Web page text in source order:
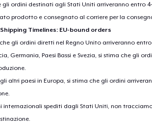
gli ordini destinati agli Stati Uniti arriveranno entro
prodotto e consegnato al corriere per la
Timelines: EU-bound orders
gli ordini diretti nel Regno Unito arriveranno
Germania, Paesi Bassi e Svezia, si stima che gli
altri paesi in Europa, si stima che gli ordini
internazionali spediti dagli Stati Uniti, non